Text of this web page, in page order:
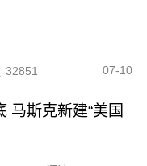
32851 07-10
马斯克新建“美国